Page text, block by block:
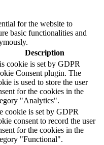
for the website to
basic functionalities and
Description
cookie is set by GDPR
Consent plugin. The
is used to store the user
for the cookies in the
"Analytics".
cookie is set by GDPR
consent to record the user
for the cookies in the
"Functional".